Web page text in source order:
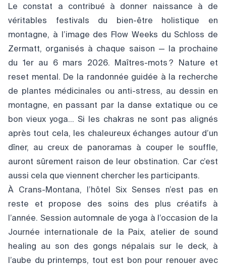
Le constat a contribué à donner naissance à de
véritables festivals du bien-être holistique en
montagne, à l’image des Flow Weeks du Schloss de
Zermatt, organisés à chaque saison — la prochaine
du 1er au 6 mars 2026. Maîtres-mots ? Nature et
reset mental. De la randonnée guidée à la recherche
de plantes médicinales ou anti-stress, au dessin en
montagne, en passant par la danse extatique ou ce
bon vieux yoga... Si les chakras ne sont pas alignés
après tout cela, les chaleureux échanges autour d’un
dîner, au creux de panoramas à couper le souffle,
auront sûrement raison de leur obstination. Car c’est
aussi cela que viennent chercher les participants.
À Crans-Montana, l’hôtel Six Senses n’est pas en
reste et propose des soins des plus créatifs à
l’année. Session automnale de yoga à l’occasion de la
Journée internationale de la Paix, atelier de sound
healing au son des gongs népalais sur le deck, à
l’aube du printemps, tout est bon pour renouer avec